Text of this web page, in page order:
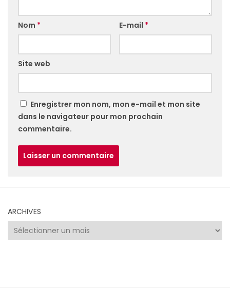
Nom * E-mail *
Site web
Enregistrer mon nom, mon e-mail et mon site
dans le navigateur pour mon prochain
commentaire.
ARCHIVES
Archives